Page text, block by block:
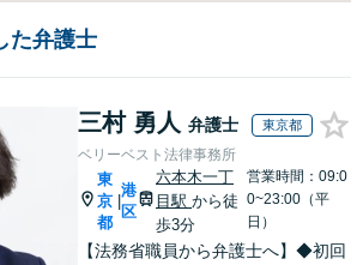
た弁護士
三村 勇人 弁護士 東京都
ベリーベスト法律事務所
東
京
都
港
区
六本木一丁
目駅 から徒
歩3分
営業時間：09:0
0~23:00（平
日）
【法務省職員から弁護士へ】◆初回